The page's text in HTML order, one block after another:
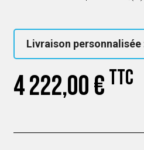
Livraison personnalisée
4 222,00 € TTC